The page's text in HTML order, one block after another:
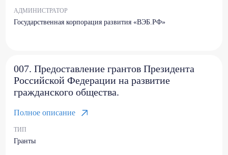
АДМИНИСТРАТОР
Государственная корпорация развития «ВЭБ.РФ»
007. Предоставление грантов Президента
Российской Федерации на развитие
гражданского общества.
Полное описание
ТИП
Гранты